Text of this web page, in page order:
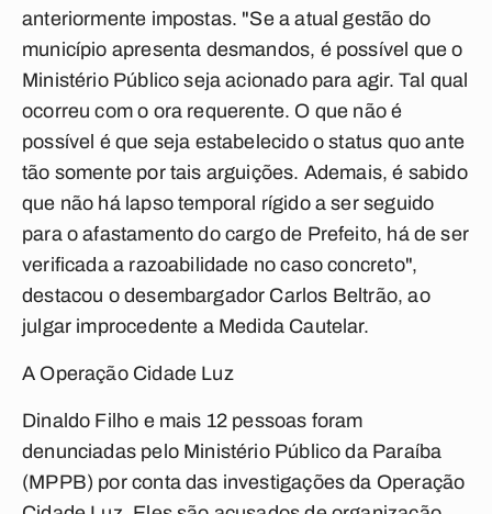
anteriormente impostas. "Se a atual gestão do
município apresenta desmandos, é possível que o
Ministério Público seja acionado para agir. Tal qual
ocorreu com o ora requerente. O que não é
possível é que seja estabelecido o status quo ante
tão somente por tais arguições. Ademais, é sabido
que não há lapso temporal rígido a ser seguido
para o afastamento do cargo de Prefeito, há de ser
verificada a razoabilidade no caso concreto",
destacou o desembargador Carlos Beltrão, ao
julgar improcedente a Medida Cautelar.
A Operação Cidade Luz
Dinaldo Filho e mais 12 pessoas foram
denunciadas pelo Ministério Público da Paraíba
(MPPB) por conta das investigações da Operação